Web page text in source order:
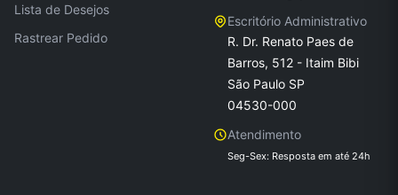
Lista de Desejos
Rastrear Pedido
Escritório Administrativo
R. Dr. Renato Paes de
Barros, 512 - Itaim Bibi
São Paulo SP
04530-000
Atendimento
Seg-Sex: Resposta em até 24h